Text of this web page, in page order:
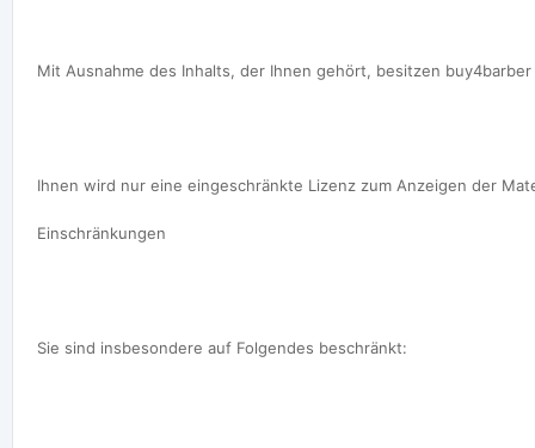
Mit Ausnahme des Inhalts, der Ihnen gehört, besitzen
Ihnen wird nur eine eingeschränkte Lizenz zum Anzeigen der
Einschränkungen
Sie sind insbesondere auf Folgendes beschränkt: